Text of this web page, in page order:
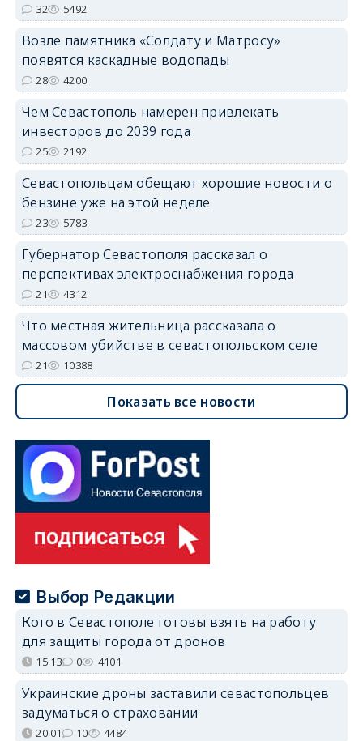
32 5492
Возле памятника «Солдату и Матросу»
появятся каскадные водопады
28 4200
Чем Севастополь намерен привлекать
инвесторов до 2039 года
25 2192
Севастопольцам обещают хорошие новости о
бензине уже на этой неделе
23 5783
Губернатор Севастополя рассказал о
перспективах электроснабжения города
21 4312
Что местная жительница рассказала о
массовом убийстве в севастопольском селе
21 10388
Показать все новости
Выбор Редакции
Кого в Севастополе готовы взять на работу
для защиты города от дронов
15:13 0 4101
Украинские дроны заставили севастопольцев
задуматься о страховании
20:01 10 4484